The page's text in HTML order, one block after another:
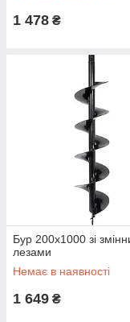
1 478 ₴
Бур 200x1000 зі
лезами
Немає в наявності
1 649 ₴